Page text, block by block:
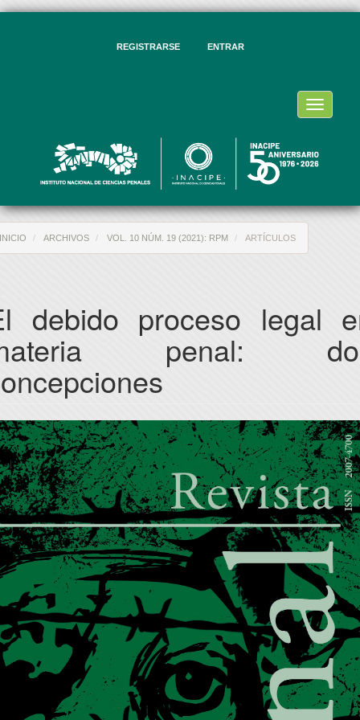
REGISTRARSE ENTRAR
Toggle
INICIO ARCHIVOS VOL. 10 NÚM. 19 (2021): RPM ARTÍCULOS
debido proceso legal
penal: